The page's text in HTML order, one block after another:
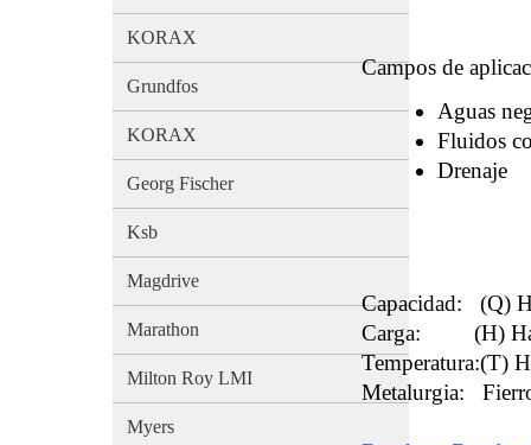
KORAX
Grundfos
KORAX
Georg Fischer
Ksb
Magdrive
Marathon
Milton Roy LMI
Myers
Campos de
Aguas
Fluidos
Drenaje
Capacidad: (Q)
Carga: (H)
Temperatura:(T)
Metalurgia: